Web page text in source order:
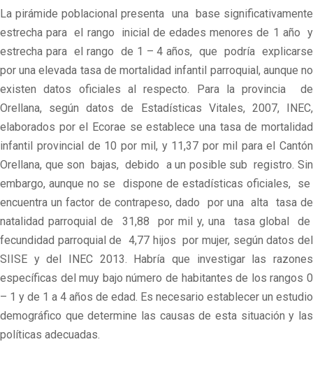
La pirámide poblacional presenta una base significativamente
estrecha para el rango inicial de edades menores de 1 año y
estrecha para el rango de 1 – 4 años, que podría explicarse
por una elevada tasa de mortalidad infantil parroquial, aunque no
existen datos oficiales al respecto. Para la provincia de
Orellana, según datos de Estadísticas Vitales, 2007, INEC,
elaborados por el Ecorae se establece una tasa de mortalidad
infantil provincial de 10 por mil, y 11,37 por mil para el Cantón
Orellana, que son bajas, debido a un posible sub registro. Sin
embargo, aunque no se dispone de estadísticas oficiales, se
encuentra un factor de contrapeso, dado por una alta tasa de
natalidad parroquial de 31,88 por mil y, una tasa global de
fecundidad parroquial de 4,77 hijos por mujer, según datos del
SIISE y del INEC 2013. Habría que investigar las razones
específicas del muy bajo número de habitantes de los rangos 0
– 1 y de 1 a 4 años de edad. Es necesario establecer un estudio
demográfico que determine las causas de esta situación y las
políticas adecuadas.